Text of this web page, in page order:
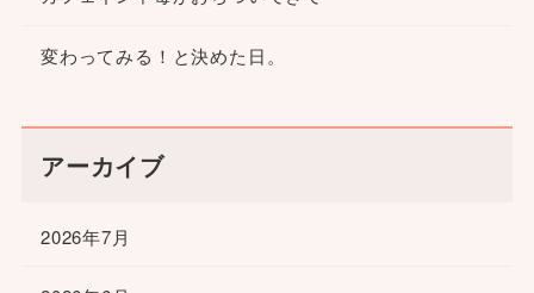
変わってみる！と決めた日。
アーカイブ
2026年7月